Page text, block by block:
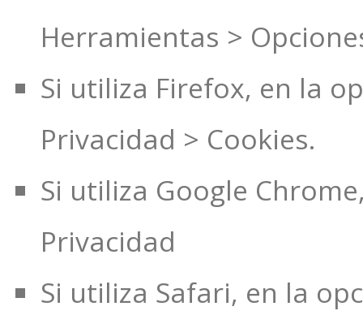
Herramientas >
Si utiliza Firefox, en la
Privacidad > Cookies.
Si utiliza Google
Privacidad
Si utiliza Safari, en la